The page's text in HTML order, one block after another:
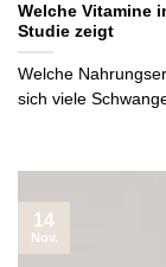
Welche Vitamine
Studie zeigt
Welche
sich viele
14
Nov.